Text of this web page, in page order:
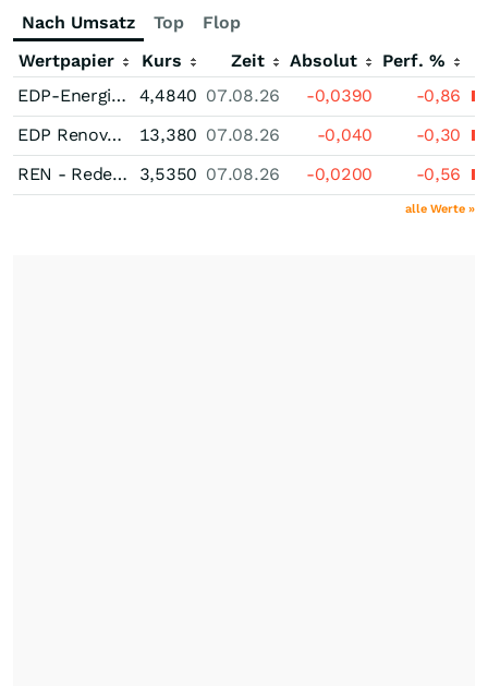
Nach Umsatz Top
Flop
Wertpapier
Kurs Zeit Absolut
Perf. %
EDP-Energias de Portugal
4,4840 07.08.26 -0,0390
-0,86
EDP Renovaveis
13,380 07.08.26 -0,040
-0,30
REN - Redes Energeticas Nacionais SGPS
3,5350 07.08.26 -0,0200 -0,56
alle Werte »